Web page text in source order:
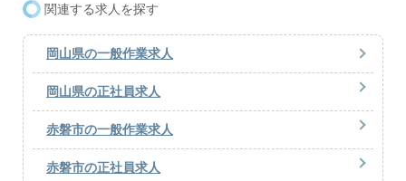
関連する求人を探す
岡山県の一般作業求人
岡山県の正社員求人
赤磐市の一般作業求人
赤磐市の正社員求人